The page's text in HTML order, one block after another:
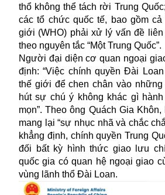
thổ không thể tách rời Trung
các tổ chức quốc tế, bao gồm
giới (WHO) phải xử lý vấn đề
theo nguyên tắc “Một Trung Quốc”.
Người đại diện cơ quan ngoại
định: “Việc chính quyền Đài
thế giới để chen chân vào những
hút sự chú ý không khác gì
mọn”. Theo ông Quách Gia
mang lại “sự nhục nhã và chắc
khẳng định, chính quyền Trung
đối bất kỳ hình thức giao lưu
quốc gia có quan hệ ngoại giao
vùng lãnh thổ Đài Loan.